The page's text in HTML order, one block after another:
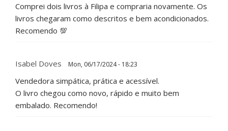
Comprei dois livros à Filipa e compraria novamente. Os
livros chegaram como descritos e bem acondicionados.
Recomendo 💯
Isabel Doves Mon, 06/17/2024 - 18:23
Vendedora simpática, prática e acessível.
O livro chegou como novo, rápido e muito bem
embalado. Recomendo!